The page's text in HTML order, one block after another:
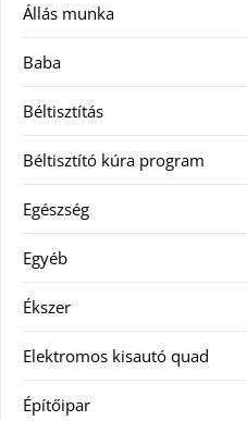
Állás munka
Baba
Béltisztítás
Béltisztító kúra program
Egészség
Egyéb
Ékszer
Elektromos kisautó quad
Építőipar